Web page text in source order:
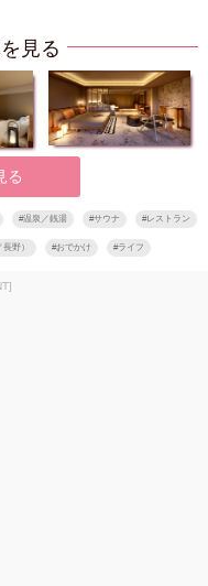
見る
る
#温泉／銭湯 #サウナ #レストラン
野） #おでかけ #ライフ